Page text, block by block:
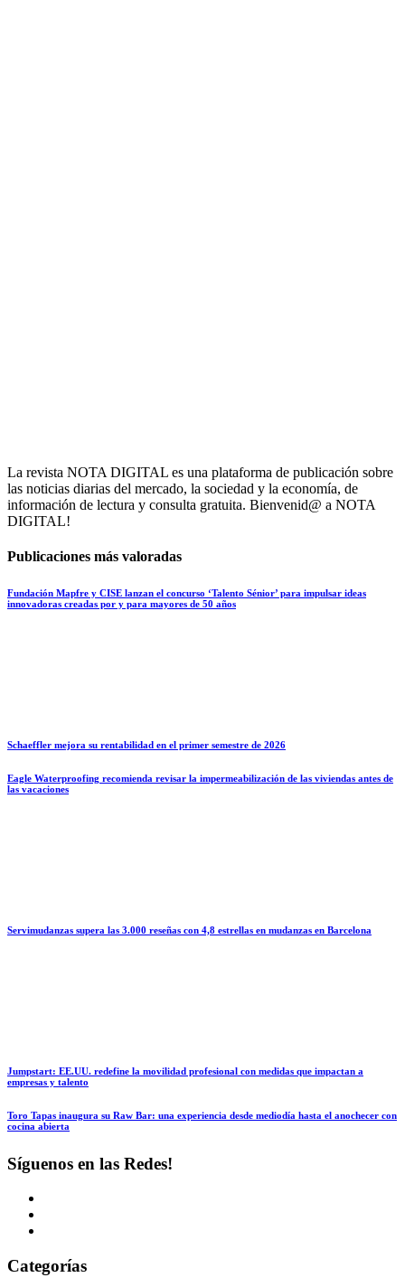
La revista NOTA DIGITAL es una plataforma de publicación sobre
las noticias diarias del mercado, la sociedad y la economía, de
información de lectura y consulta gratuita. Bienvenid@ a NOTA
DIGITAL!
Publicaciones más valoradas
Fundación Mapfre y CISE lanzan el concurso ‘Talento Sénior’ para impulsar ideas
innovadoras creadas por y para mayores de 50 años
Schaeffler mejora su rentabilidad en el primer semestre de 2026
Eagle Waterproofing recomienda revisar la impermeabilización de las viviendas antes de
las vacaciones
Servimudanzas supera las 3.000 reseñas con 4,8 estrellas en mudanzas en Barcelona
Jumpstart: EE.UU. redefine la movilidad profesional con medidas que impactan a
empresas y talento
Toro Tapas inaugura su Raw Bar: una experiencia desde mediodía hasta el anochecer con
cocina abierta
Síguenos en las Redes!
Categorías